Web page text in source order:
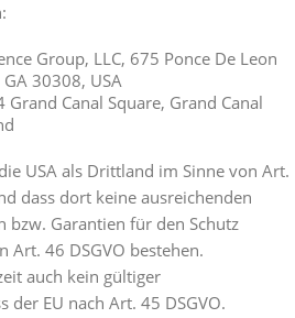
Group, LLC, 675 Ponce De Leon
30308, USA
Canal Square, Grand Canal
USA als Drittland im Sinne von Art.
dass dort keine ausreichenden
bzw. Garantien für den Schutz
Art. 46 DSGVO bestehen.
auch kein gültiger
der EU nach Art. 45 DSGVO.